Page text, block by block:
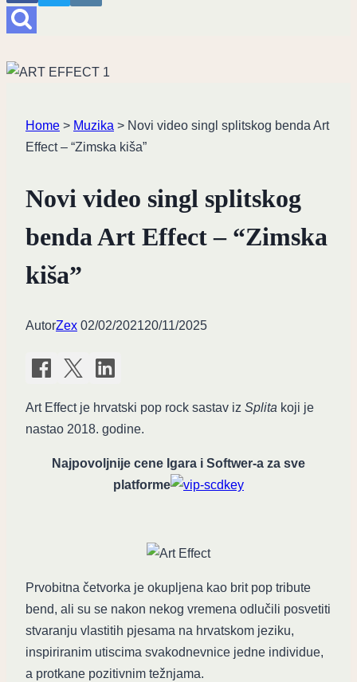
Home > Muzika > Novi video singl splitskog benda Art
Effect – “Zimska kiša”
Novi video singl splitskog
benda Art Effect – “Zimska
kiša”
AutorZex 02/02/202120/11/2025
Art Effect je hrvatski pop rock sastav iz Splita koji je
nastao 2018. godine.
Najpovoljnije cene Igara i Softwer-a za sve
platforme
Prvobitna četvorka je okupljena kao brit pop tribute
bend, ali su se nakon nekog vremena odlučili posvetiti
stvaranju vlastitih pjesama na hrvatskom jeziku,
inspiriranim utiscima svakodnevnice jedne individue,
a protkane pozitivnim težnjama.